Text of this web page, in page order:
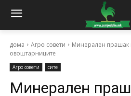
дома Агро совети
Минерален прашак
овоштарниците
Агро совети сите
Минерален